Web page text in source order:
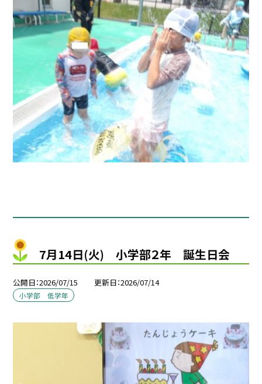
7月14日(火) 小学部２年 誕生日会
公開日 2026/07/15 更新日 2026/07/14
小学部 低学年